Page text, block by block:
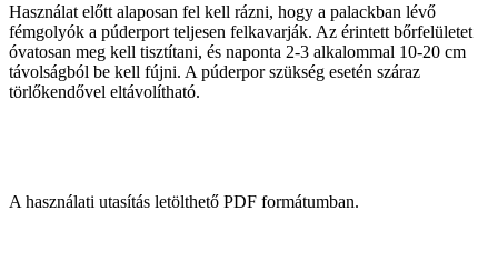
Használat előtt alaposan fel kell rázni, hogy a palackban lévő
fémgolyók a púderport teljesen felkavarják. Az érintett bőrfelületet
óvatosan meg kell tisztítani, és naponta 2-3 alkalommal 10-20 cm
távolságból be kell fújni. A púderpor szükség esetén száraz
törlőkendővel eltávolítható.
A használati utasítás letölthető PDF formátumban.